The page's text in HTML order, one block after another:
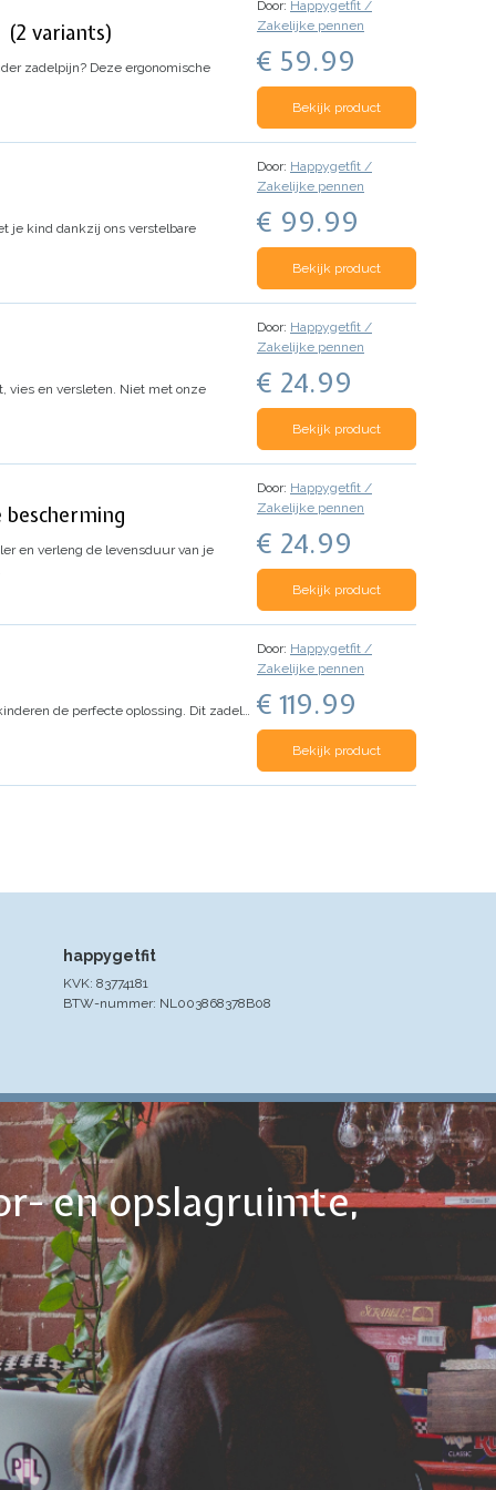
variants)
zadelpijn? Deze ergonomische
Door: Happygetfit /
Zakelijke pennen
€ 59.99
Bekijk product
je kind dankzij ons verstelbare
Door: Happygetfit /
Zakelijke pennen
€ 99.99
Bekijk product
vies en versleten. Niet met onze
Door: Happygetfit /
Zakelijke pennen
€ 24.99
Bekijk product
en verleng de levensduur van je
Door: Happygetfit /
Zakelijke pennen
€ 24.99
Bekijk product
de perfecte oplossing. Dit zadel…
Door: Happygetfit /
Zakelijke pennen
€ 119.99
Bekijk product
happygetfit
KVK: 83774181
BTW-nummer: NL003868378B08
en opslagruimte,